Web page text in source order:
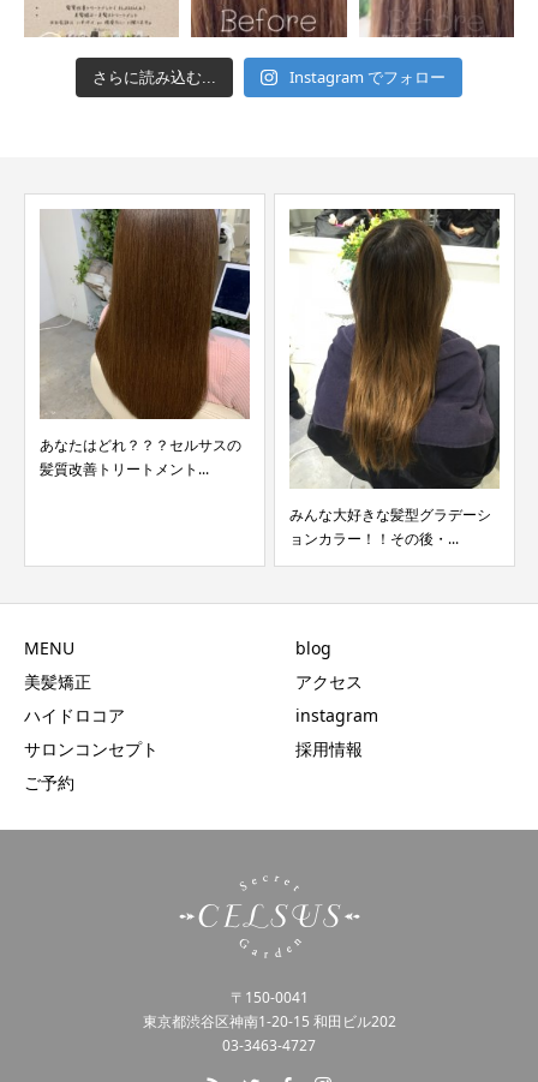
さらに読み込む... Instagram でフォロー
あなたはどれ？？？セルサスの
髪質改善トリートメント...
みんな大好きな髪型グラデーシ
ョンカラー！！その後・...
MENU
美髪矯正
ハイドロコア
サロンコンセプト
ご予約
blog
アクセス
instagram
採用情報
〒150-0041
東京都渋谷区神南1-20-15 和田ビル202
03-3463-4727